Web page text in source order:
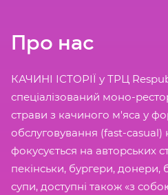
Про нас
КАЧИНІ ІСТОРІЇ у ТРЦ
спеціалізований моно-
страви з качиного м'яса у
обслуговування (fast-casual)
фокусується на авторських
пекінськи, бургери, донери,
супи, доступні також «з